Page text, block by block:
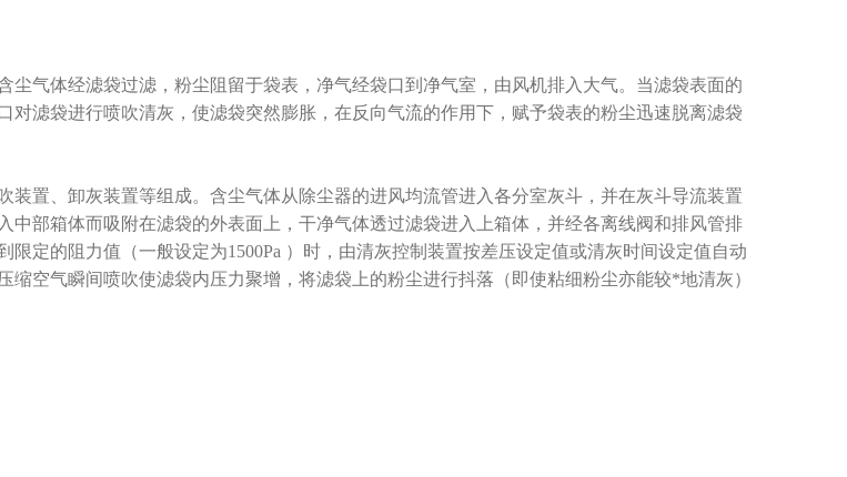
气体经滤袋过滤，粉尘阻留于袋表，净气经袋口到净气室，由风机排入大气。当滤袋表面的
滤袋进行喷吹清灰，使滤袋突然膨胀，在反向气流的作用下，赋予袋表的粉尘迅速脱离滤袋
置、卸灰装置等组成。含尘气体从除尘器的进风均流管进入各分室灰斗，并在灰斗导流装置
部箱体而吸附在滤袋的外表面上，干净气体透过滤袋进入上箱体，并经各离线阀和排风管排
定的阻力值（一般设定为1500Pa ）时，由清灰控制装置按差压设定值或清灰时间设定值自动
空气瞬间喷吹使滤袋内压力聚增，将滤袋上的粉尘进行抖落（即使粘细粉尘亦能较*地清灰）